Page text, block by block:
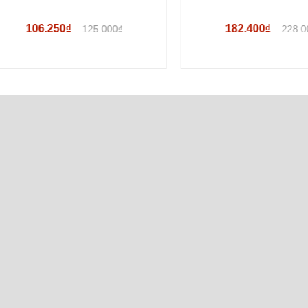
106.250₫ 125.000₫ 182.400₫ 228.000₫